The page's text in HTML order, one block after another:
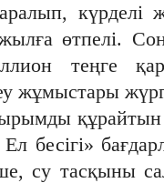
күрделі
өтпелі.
теңге
жұмыстары
құрайтын
бесігі»
су тасқыны